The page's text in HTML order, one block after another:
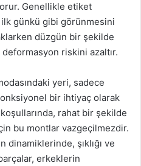
Genellikle etiket
günkü gibi görünmesini
düzgün bir şekilde
deformasyon riskini azaltır.
yeri, sadece
bir ihtiyaç olarak
rahat bir şekilde
bu montlar vazgeçilmezdir.
dinamiklerinde, şıklığı ve
erkeklerin